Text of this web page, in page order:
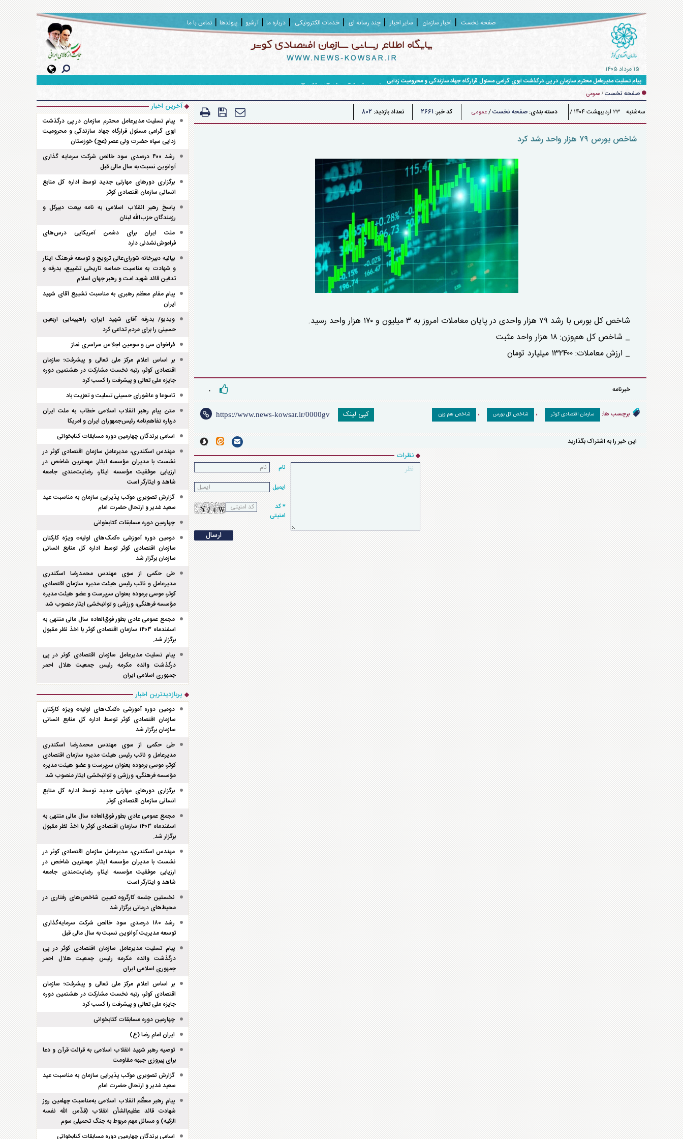
صفحه نخست اخبار سازمان سایر اخبار چند رسانه ای خدمات الکترونیکی درباره ما آرشیو پیوندها تماس با ما
۱۵ مرداد ۱۴۰۵
پیام تسلیت مدیرعامل محترم سازمان در پی درگذشت ابوی گرامی مسئول قرارگاه جهاد سازندگی و محرومیت زدایی سپاه حضرت ولی عصر (عج) خوزستان
صفحه نخست / عمومی
سه‌شنبه ۲۳ ارديبهشت ۱۴۰۴ /
دسته بندی: صفحه نخست/عمومی کد خبر: ۲۶۶۱ تعداد بازدید: ۸۰۲
شاخص بورس ۷۹ هزار واحد رشد کرد
شاخص کل بورس با رشد ۷۹ هزار واحدی در پایان معاملات امروز به ۳ میلیون و ۱۷۰ هزار واحد رسید.
_ شاخص کل هم‌وزن: ۱۸ هزار واحد مثبت
_ ارزش معاملات: ۱۳۲۴۰۰ میلیارد تومان
خبرنامه ۰
برچسب ها: سازمان اقتصادی کوثر ، شاخص کل بورس ، شاخص هم وزن کپی لینک
این خبر را به اشتراک بگذارید
نظرات
نام
ایمیل
* کد
امنیتی
آخرین اخبار
پیام تسلیت مدیرعامل محترم سازمان در پی درگذشت
ابوی گرامی مسئول قرارگاه جهاد سازندگی و محرومیت
زدایی سپاه حضرت ولی عصر (عج) خوزستان
رشد ۴۰۰ درصدی سود خالص شرکت سرمایه گذاری
آوانوین نسبت به سال مالی قبل
برگزاری دور‌های مهارتی جدید توسط اداره کل منابع
انسانی سازمان اقتصادی کوثر
پاسخ رهبر انقلاب اسلامی به نامه بیعت دبیرکل و
رزمندگان حزب‌الله لبنان
ملت ایران برای دشمن آمریکایی درس‌های
فراموش‌نشدنی دارد
بیانیه دبیرخانه شورای‌عالی ترویج و توسعه فرهنگ ایثار
و شهادت به مناسبت حماسه تاریخی تشییع، بدرقه و
تدفین قائد شهید امت و رهبر جهان اسلام
پیام مقام معظم رهبری به مناسبت تشییع آقای شهید
ایران
ویدیو/ بدرقه آقای شهید ایران، راهپیمایی اربعین
حسینی را برای مردم تداعی کرد
فراخوان سی و سومین اجلاس سراسری نماز
بر اساس اعلام مرکز ملی تعالی و پیشرفت؛ سازمان
اقتصادی کوثر، رتبه نخست مشارکت در هشتمین دوره
جایزه ملی تعالی و پیشرفت را کسب کرد
تاسوعا و عاشورای حسینی تسلیت و تعزیت باد
متن پیام رهبر انقلاب اسلامی خطاب به ملت ایران
درباره تفاهم‌نامه رئیس‌جمهوران ایران و امریکا
اسامی برندگان چهارمین دوره مسابقات کتابخوانی
مهندس اسکندری، مدیرعامل سازمان اقتصادی کوثر در
نشست با مدیران مؤسسه ایثار: مهمترین شاخص در
ارزیابی موفقیت مؤسسه ایثار، رضایت‌مندی جامعه
شاهد و ایثارگر است
گزارش تصویری موکب پذیرایی سازمان به مناسبت عید
سعید غدیر و ارتحال حضرت امام
چهارمین دوره مسابقات کتابخوانی
دومین دوره آموزشی «کمک‌های اولیه» ویژه کارکنان
سازمان اقتصادی کوثر توسط اداره کل منابع انسانی
سازمان برگزار شد
طی حکمی از سوی مهندس محمدرضا اسکندری
مدیرعامل و نائب رئیس هیئت مدیره سازمان اقتصادی
کوثر، موسی برموده بعنوان سرپرست و عضو هیئت مدیره
مؤسسه فرهنگی، ورزشی و توانبخشی ایثار منصوب شد
مجمع عمومی عادی بطور فوق‌العاده سال مالی منتهی به
اسفند‌ماه ۱۴۰۳ سازمان اقتصادی کوثر با اخذ نظر مقبول
برگزار شد.
پیام تسلیت مدیرعامل سازمان اقتصادی کوثر در پی
درگذشت والده مکرمه رئیس جمعیت هلال احمر
جمهوری اسلامی ایران
پربازدیدترین اخبار
دومین دوره آموزشی «کمک‌های اولیه» ویژه کارکنان
سازمان اقتصادی کوثر توسط اداره کل منابع انسانی
سازمان برگزار شد
طی حکمی از سوی مهندس محمدرضا اسکندری
مدیرعامل و نائب رئیس هیئت مدیره سازمان اقتصادی
کوثر، موسی برموده بعنوان سرپرست و عضو هیئت مدیره
مؤسسه فرهنگی، ورزشی و توانبخشی ایثار منصوب شد
برگزاری دور‌های مهارتی جدید توسط اداره کل منابع
انسانی سازمان اقتصادی کوثر
مجمع عمومی عادی بطور فوق‌العاده سال مالی منتهی به
اسفند‌ماه ۱۴۰۳ سازمان اقتصادی کوثر با اخذ نظر مقبول
برگزار شد.
مهندس اسکندری، مدیرعامل سازمان اقتصادی کوثر در
نشست با مدیران مؤسسه ایثار: مهمترین شاخص در
ارزیابی موفقیت مؤسسه ایثار، رضایت‌مندی جامعه
شاهد و ایثارگر است
نخستین جلسه کارگروه تعیین شاخص‌های رفتاری در
محیط‌های درمانی برگزار شد
رشد ۱۸۰ درصدی سود خالص شرکت سرمایه‌گذاری
توسعه مدیریت آوانوین نسبت به سال مالی قبل
پیام تسلیت مدیرعامل سازمان اقتصادی کوثر در پی
درگذشت والده مکرمه رئیس جمعیت هلال احمر
جمهوری اسلامی ایران
بر اساس اعلام مرکز ملی تعالی و پیشرفت؛ سازمان
اقتصادی کوثر، رتبه نخست مشارکت در هشتمین دوره
جایزه ملی تعالی و پیشرفت را کسب کرد
چهارمین دوره مسابقات کتابخوانی
ایران امام رضا (ع)
توصیه رهبر شهید انقلاب اسلامی به قرائت قرآن و دعا
برای پیروزی جبهه مقاومت
گزارش تصویری موکب پذیرایی سازمان به مناسبت عید
سعید غدیر و ارتحال حضرت امام
پیام رهبر معظّم انقلاب اسلامی به‌مناسبت چهلمین روز
شهادت قائد عظیم‌الشأن انقلاب (قدّس الله نفسه
الزکیه) و مسائل مهم مربوط به جنگ تحمیلی سوم
اسامی برندگان چهارمین دوره مسابقات کتابخوانی